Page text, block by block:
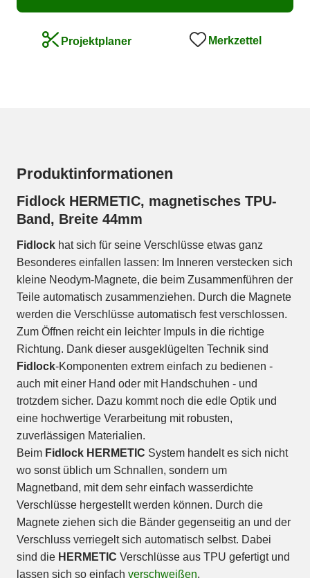
Projektplaner Merkzettel
Produktinformationen
Fidlock HERMETIC, magnetisches TPU-
Band, Breite 44mm
Fidlock hat sich für seine Verschlüsse etwas ganz
Besonderes einfallen lassen: Im Inneren verstecken sich
kleine Neodym-Magnete, die beim Zusammenführen der
Teile automatisch zusammenziehen. Durch die Magnete
werden die Verschlüsse automatisch fest verschlossen.
Zum Öffnen reicht ein leichter Impuls in die richtige
Richtung. Dank dieser ausgeklügelten Technik sind
Fidlock-Komponenten extrem einfach zu bedienen -
auch mit einer Hand oder mit Handschuhen - und
trotzdem sicher. Dazu kommt noch die edle Optik und
eine hochwertige Verarbeitung mit robusten,
zuverlässigen Materialien.
Beim Fidlock HERMETIC System handelt es sich nicht
wo sonst üblich um Schnallen, sondern um
Magnetband, mit dem sehr einfach wasserdichte
Verschlüsse hergestellt werden können. Durch die
Magnete ziehen sich die Bänder gegenseitig an und der
Verschluss verriegelt sich automatisch selbst. Dabei
sind die HERMETIC Verschlüsse aus TPU gefertigt und
lassen sich so einfach verschweißen.